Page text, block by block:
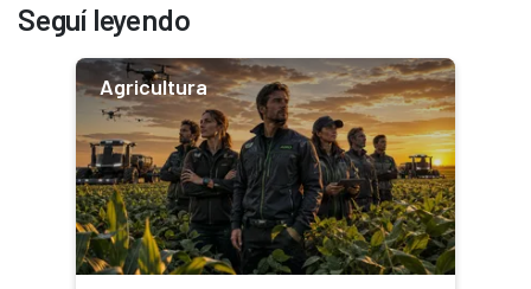
Seguí leyendo
Agricultura